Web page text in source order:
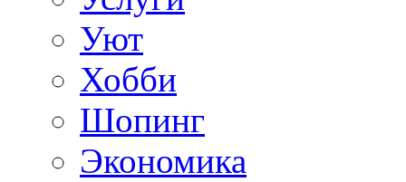
Уют
Хобби
Шопинг
Экономика